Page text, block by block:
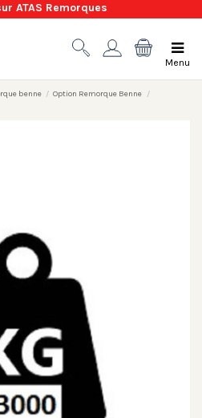
ATAS Remorques
Menu
benne
Option Remorque Benne